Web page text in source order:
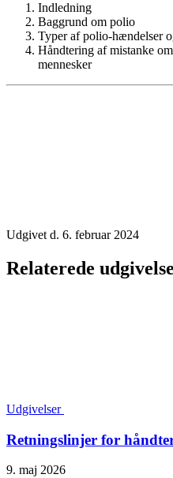
Indledning
Baggrund om polio
Typer af polio-hændelser
Håndtering af mistanke
mennesker
Udgivet d. 6. februar 2024
Relaterede
Udgivelser
Retningslinjer for
9. maj 2026